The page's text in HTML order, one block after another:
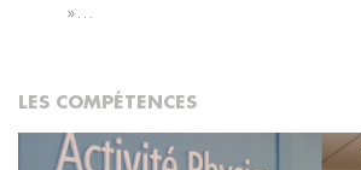
»…
LES COMPÉTENCES